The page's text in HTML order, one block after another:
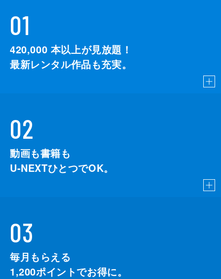
01
420,000 本以上が見放題！
最新レンタル作品も充実。
02
動画も書籍も
U-NEXTひとつでOK。
03
毎月もらえる
1,200ポイントでお得に。